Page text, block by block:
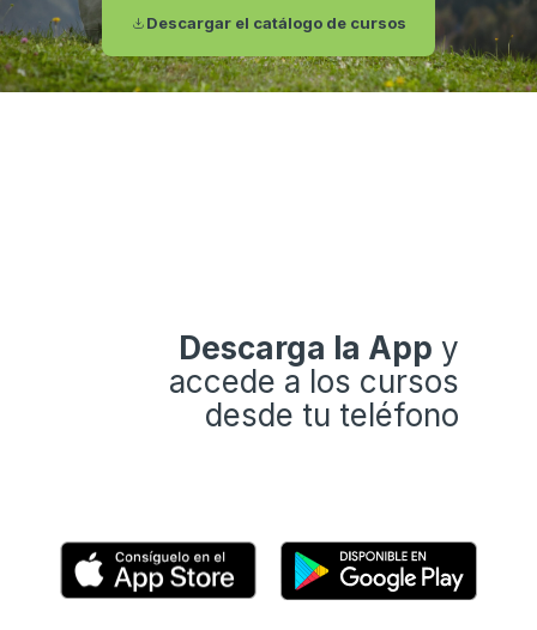
Descargar el catálogo de cursos
Descarga la App y
accede a los cursos
desde tu teléfono